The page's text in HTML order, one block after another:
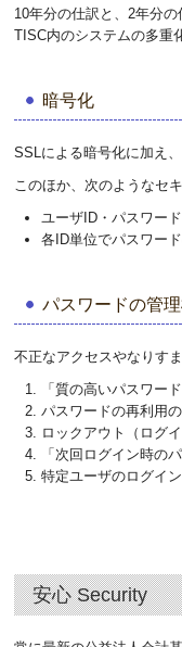
10年分の仕訳と、2年分の
TISC内のシステムの多重
暗号化
SSLによる暗号化に加え
このほか、次のようなセ
ユーザID・パスワー
各ID単位でパスワー
パスワードの管
不正なアクセスやなりす
「質の高いパスワー
パスワードの再利用
ロックアウト（ログ
「次回ログイン時の
特定ユーザのログイ
安心 Security